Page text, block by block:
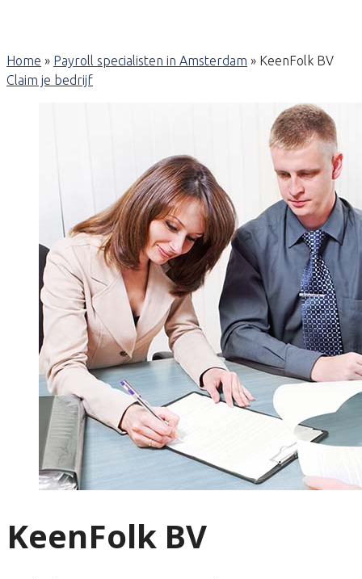
Home » Payroll specialisten in Amsterdam » KeenFolk BV
Claim je bedrijf
KeenFolk BV